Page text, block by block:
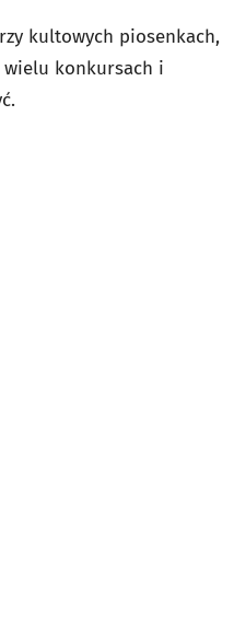
kultowych piosenkach,
wielu konkursach i